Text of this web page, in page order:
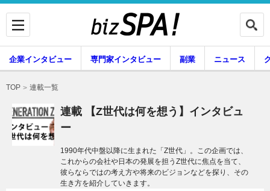
企業インタビュー 専門家インタビュー
企業インタビュー 専門家インタビュー 副業 ニュース
暮らし エンタメ
TOP 連載一覧
連載 【Z世代は何を想う】インタビュ
ー
1990年代中盤以降に生まれた「Z世代」。この企画では、
これからの会社や日本の発展を担うZ世代に焦点を当て、
彼らならではの考え方や将来のビジョンなどを探り、その
生き方を紹介していきます。